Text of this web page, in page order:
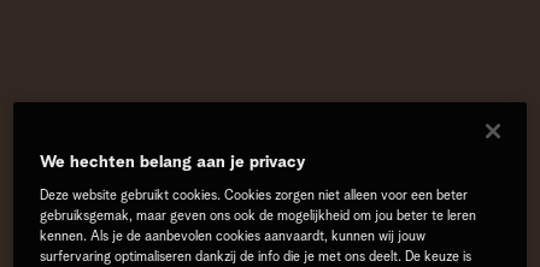
We hechten belang aan je privacy
Deze website gebruikt cookies. Cookies zorgen niet alleen voor een beter
gebruiksgemak, maar geven ons ook de mogelijkheid om jou beter te leren
kennen. Als je de aanbevolen cookies aanvaardt, kunnen wij jouw
surfervaring optimaliseren dankzij de info die je met ons deelt. De keuze is